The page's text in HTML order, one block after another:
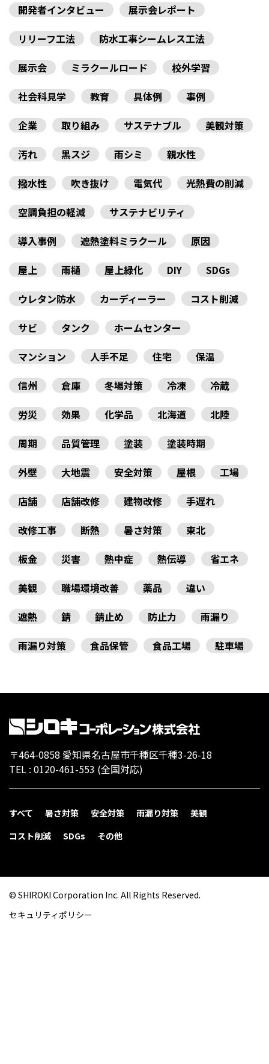
開発者インタビュー
展示会レポート
リリーフ工法
防水工事シームレス工法
展示会
ミラクールロード
校外学習
社会科見学
教育 具体例
事例
企業
取り組み サステナブル
美観対策
汚れ
黒スジ 雨シミ
親水性
撥水性
吹き抜け 電気代
光熱費の削減
空調負担の軽減
サステナビリティ
導入事例
遮熱塗料ミラクール
原因
屋上
雨樋 屋上緑化 DIY
SDGs
ウレタン防水
カーディーラー
コスト削減
サビ
タンク
ホームセンター
マンション
人手不足 住宅
保温
信州
倉庫 冬場対策 冷凍
冷蔵
労災
効果 化学品 北海道
北陸
周期
品質管理 塗装
塗装時期
外壁
大地震 安全対策 屋根
工場
店舗
店舗改修 建物改修
手遅れ
改修工事
断熱 暑さ対策
東北
板金
災害 熱中症 熱伝導
省エネ
美観
職場環境改善 薬品
違い
遮熱
錆 錆止め 防止力
雨漏り
雨漏り対策
食品保管 食品工場 駐車場
〒464-0858 愛知県名古屋市千種区千種3-26-18
TEL : 0120-461-553 (全国対応)
すべて 暑さ対策 安全対策 雨漏り対策
美観
コスト削減
SDGs その他
© SHIROKI Corporation Inc. All Rights Reserved.
セキュリティポリシー